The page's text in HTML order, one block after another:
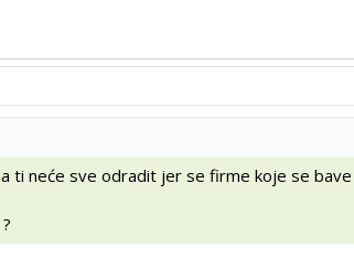
ti neće sve odradit jer se firme koje se